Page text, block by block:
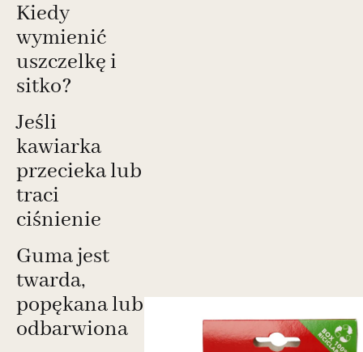
Kiedy
wymienić
uszczelkę i
sitko?
Jeśli
kawiarka
przecieka lub
traci
ciśnienie
Guma jest
twarda,
popękana lub
odbarwiona